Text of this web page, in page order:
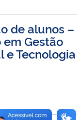
de alunos –
Gestão
e Tecnologia